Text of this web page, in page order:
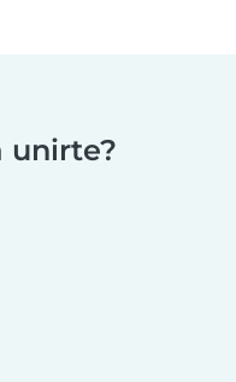
unirte?